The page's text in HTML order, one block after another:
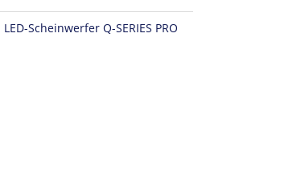
LED-Scheinwerfer Q-SERIES PRO